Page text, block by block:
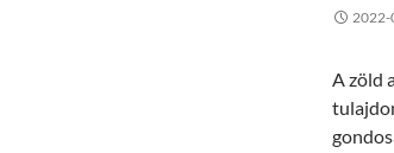
2022-
A zöld